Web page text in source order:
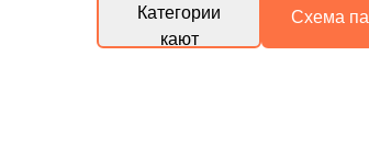
Категории
кают
Схема